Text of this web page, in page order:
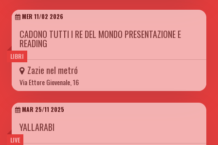
LIBRI
MER 11/02 2026
CADONO TUTTI I RE DEL MONDO PRESENTAZIONE E
READING
Zazie nel metró
Via Ettore Giovenale, 16
LIVE
MAR 25/11 2025
YALLARABI